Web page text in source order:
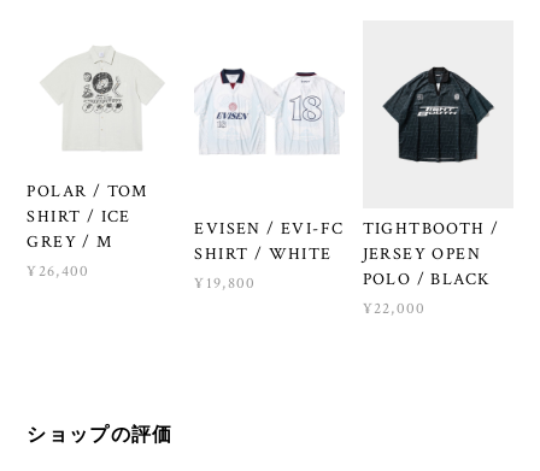
POLAR / TOM
SHIRT / ICE
GREY / M
¥26,400
EVISEN / EVI-FC
SHIRT / WHITE
¥19,800
TIGHTBOOTH /
JERSEY OPEN
POLO / BLACK
¥22,000
ショップの評価